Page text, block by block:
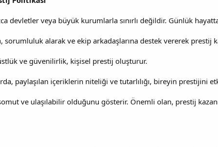
devletler veya büyük kurumlarla sınırlı değildir. Günlük
sorumluluk alarak ve ekip arkadaşlarına destek vererek prestij
ve güvenilirlik, kişisel prestij oluşturur.
paylaşılan içeriklerin niteliği ve tutarlılığı, bireyin prestijini
ve ulaşılabilir olduğunu gösterir. Önemli olan, prestij